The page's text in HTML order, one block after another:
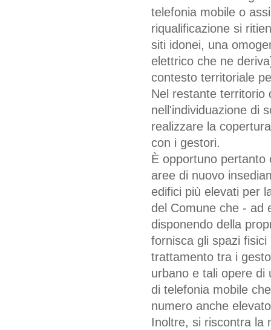
telefonia mobile o
riqualificazione si
siti idonei, una
elettrico che ne
contesto territoriale
Nel restante territorio
nell'individuazione di
realizzare la
con i gestori.
È opportuno pertanto
aree di nuovo
edifici più elevati per
del Comune che - ad
disponendo della
fornisca gli spazi
trattamento tra i
urbano e tali opere di
di telefonia mobile
numero anche
Inoltre, si riscontra la